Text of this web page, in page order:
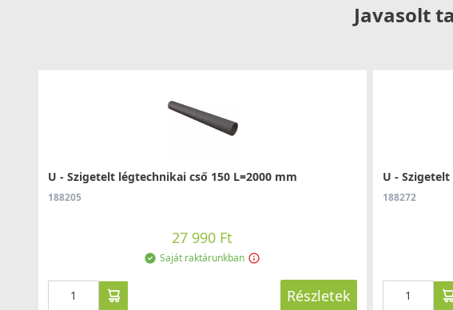
Javasolt
U - Szigetelt légtechnikai cső 150 L=2000 mm
188205
27 990 Ft
Saját raktárunkban
Részletek
U -
188272